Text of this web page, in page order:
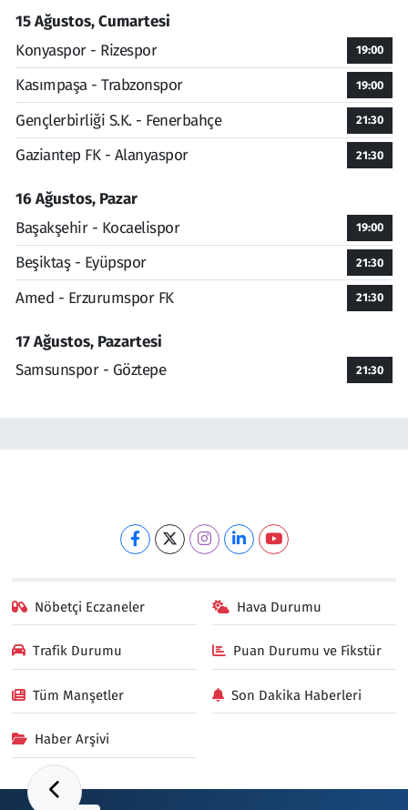
15 Ağustos, Cumartesi
Konyaspor - Rizespor
19:00
Kasımpaşa - Trabzonspor 19:00
Gençlerbirliği S.K. - Fenerbahçe 21:30
Gaziantep FK - Alanyaspor 21:30
16 Ağustos, Pazar
Başakşehir - Kocaelispor
19:00
Beşiktaş - Eyüpspor 21:30
Amed - Erzurumspor FK 21:30
17 Ağustos, Pazartesi
Samsunspor - Göztepe
21:30
Nöbetçi Eczaneler Hava Durumu
Trafik Durumu Puan Durumu ve Fikstür
Tüm Manşetler Son Dakika Haberleri
Haber Arşivi